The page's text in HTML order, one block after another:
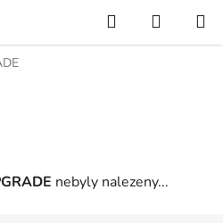
Hledat
KOŠÍK
nebyly nalezeny...